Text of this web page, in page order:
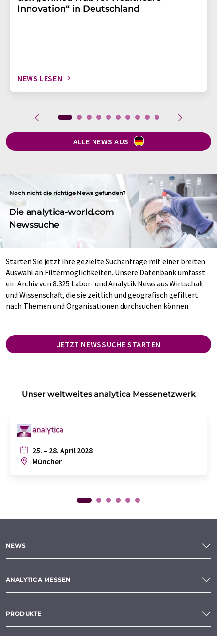
Innovation“ in Deutschland
NEWS LESEN
ALLE NEWS AUS
Noch nicht die richtige News gefunden?
Die analytica-world.com
Newssuche
Starten Sie jetzt ihre gezielte Suchanfrage mit einer breiten
Auswahl an Filtermöglichkeiten. Unsere Datenbank umfasst
ein Archiv von 8.325 Labor- und Analytik News aus Wirtschaft
und Wissenschaft, die sie zeitlich und geografisch gefiltert
nach Themen und Organisationen durchsuchen können.
JETZT NEWSSUCHE STARTEN
Unser weltweites analytica Messenetzwerk
25. – 28. April 2028
München
NEWS
ANALYTICA MESSEN
PRODUKTE